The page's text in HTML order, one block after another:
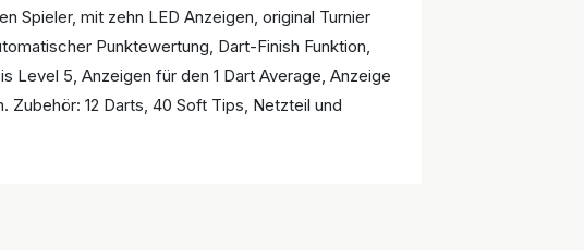
Spieler, mit zehn LED Anzeigen, original Turnier
Punktewertung, Dart-Finish Funktion,
Level 5, Anzeigen für den 1 Dart Average, Anzeige
Zubehör: 12 Darts, 40 Soft Tips, Netzteil und